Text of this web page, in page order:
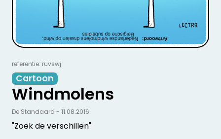
referentie: ruvswj
Cartoon
Windmolens
"Zoek de verschillen"
De Standaard - 11.08.2016